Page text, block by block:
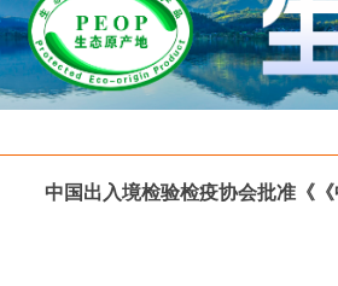
中国出入境检验检疫协会批准《